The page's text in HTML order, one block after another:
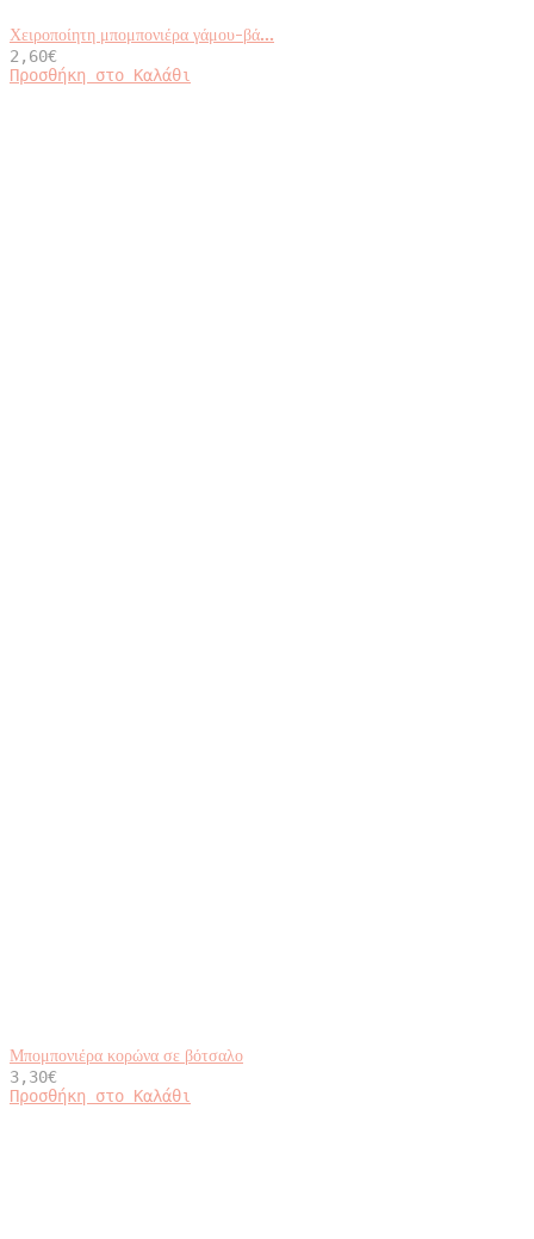
Χειροποίητη μπομπονιέρα γάμου-βά...
2,60€
Προσθήκη στο Καλάθι
Μπομπονιέρα κορώνα σε βότσαλο
3,30€
Προσθήκη στο Καλάθι